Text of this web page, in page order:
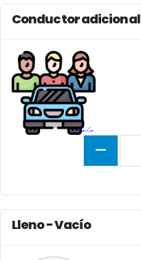
Conductor adicional
Lleno - Vacío